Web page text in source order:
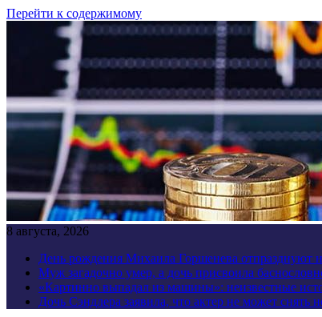
Перейти к содержимому
8 августа, 2026
День рождения Михаила Горшенева отпразднуют
Муж загадочно умер, а дочь присвоила
«Картинно выпадал из машины»: неизвестные
Дочь Сэндлера заявила, что актер не может снять